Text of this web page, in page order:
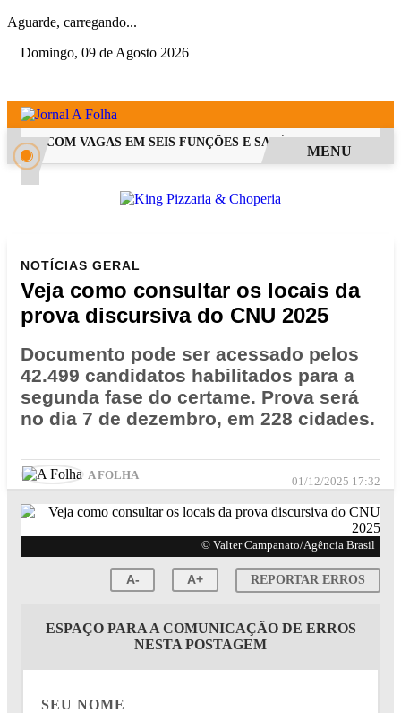
Aguarde, carregando...
Domingo, 09 de Agosto 2026
PSS COM VAGAS EM SEIS FUNÇÕES E SALÁRIOS QUE CHEGAM
MENU
NOTÍCIAS GERAL
Veja como consultar os locais da
prova discursiva do CNU 2025
Documento pode ser acessado pelos
42.499 candidatos habilitados para a
segunda fase do certame. Prova será
no dia 7 de dezembro, em 228 cidades.
A FOLHA 01/12/2025 17:32
© Valter Campanato/Agência Brasil
A- A+ REPORTAR ERROS
ESPAÇO PARA A COMUNICAÇÃO DE ERROS
NESTA POSTAGEM
SEU NOME